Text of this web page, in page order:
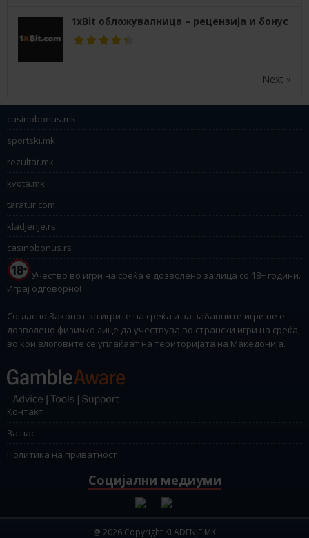
1xBit обложувалница – рецензија и бонус
Next »
casinobonus.mk
sportski.mk
rezultat.mk
kvota.mk
taratur.com
kladjenje.rs
casinobonus.rs
Учество во игри на среќа е дозволено за лица со 18+ години.
Играј одговорно!
Согласно Законот за игрите на среќа и за забавните игри не е
дозволено физичко лице да учествува во странски игри на среќа,
во кои влоговите се уплаќаат на територијата на Македонија.
Контакт
За нас
Политика на приватност
Социјални медиуми
@ 2026 Copyright KLADENJE.MK